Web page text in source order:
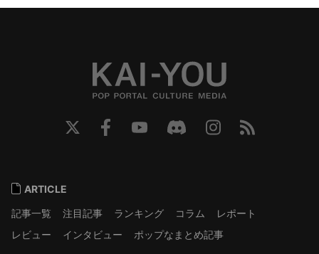
ARTICLE
記事一覧
注目記事 ランキング コラム
レポート
レビュー
インタビュー ポップなまとめ記事